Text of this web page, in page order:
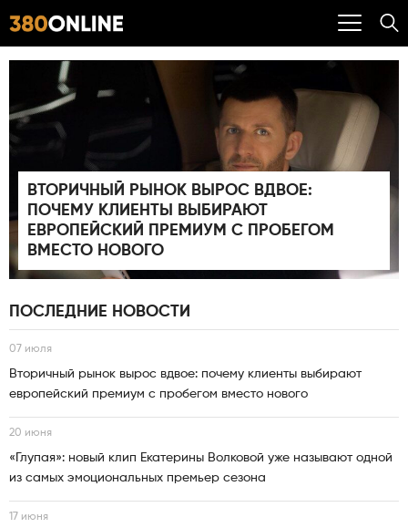
ВТОРИЧНЫЙ РЫНОК ВЫРОС ВДВОЕ:
ПОЧЕМУ КЛИЕНТЫ ВЫБИРАЮТ
ЕВРОПЕЙСКИЙ ПРЕМИУМ С ПРОБЕГОМ
ВМЕСТО НОВОГО
ПОСЛЕДНИЕ НОВОСТИ
07 июля
Вторичный рынок вырос вдвое: почему клиенты выбирают
европейский премиум с пробегом вместо нового
20 июня
«Глупая»: новый клип Екатерины Волковой уже называют одной
из самых эмоциональных премьер сезона
17 июня